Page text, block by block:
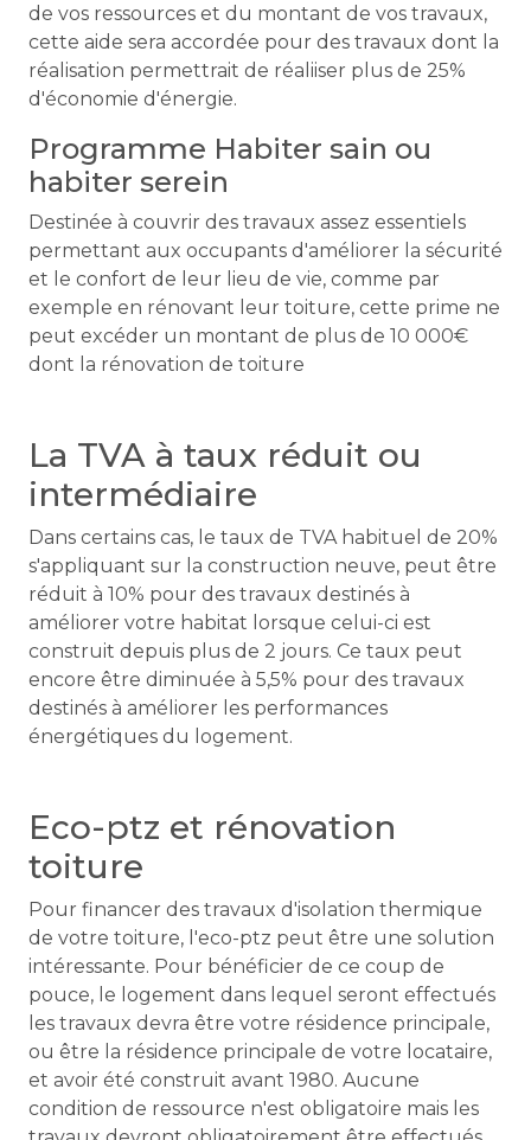
de vos ressources et du montant de vos travaux,
cette aide sera accordée pour des travaux dont la
réalisation permettrait de réaliiser plus de 25%
d'économie d'énergie.
Programme Habiter sain ou
habiter serein
Destinée à couvrir des travaux assez essentiels
permettant aux occupants d'améliorer la sécurité
et le confort de leur lieu de vie, comme par
exemple en rénovant leur toiture, cette prime ne
peut excéder un montant de plus de 10 000€
dont la rénovation de toiture
La TVA à taux réduit ou
intermédiaire
Dans certains cas, le taux de TVA habituel de 20%
s'appliquant sur la construction neuve, peut être
réduit à 10% pour des travaux destinés à
améliorer votre habitat lorsque celui-ci est
construit depuis plus de 2 jours. Ce taux peut
encore être diminuée à 5,5% pour des travaux
destinés à améliorer les performances
énergétiques du logement.
Eco-ptz et rénovation
toiture
Pour financer des travaux d'isolation thermique
de votre toiture, l'eco-ptz peut être une solution
intéressante. Pour bénéficier de ce coup de
pouce, le logement dans lequel seront effectués
les travaux devra être votre résidence principale,
ou être la résidence principale de votre locataire,
et avoir été construit avant 1980. Aucune
condition de ressource n'est obligatoire mais les